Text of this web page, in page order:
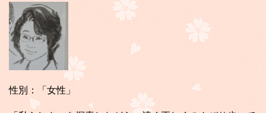
性別：「女性」